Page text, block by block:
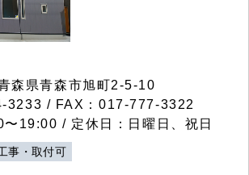
県青森市旭町2-5-10
3233 / FAX：017-777-3322
19:00 / 定休日：日曜日、祝日
事・取付可